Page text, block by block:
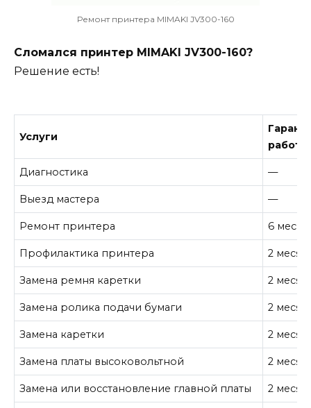
Ремонт принтера MIMAKI JV300-160
Сломался принтер MIMAKI JV300-160?
Решение есть!
Услуги
работу
Диагностика —
Выезд мастера —
Ремонт принтера 6
Профилактика принтера 2
Замена ремня каретки 2
Замена ролика подачи бумаги 2
Замена каретки 2
Замена платы высоковольтной 2
Замена или восстановление главной платы 2